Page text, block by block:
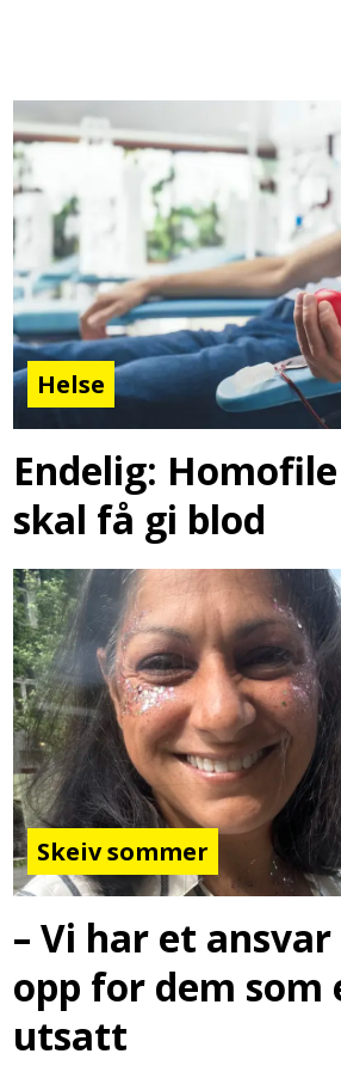
Helse
Endelig:
skal få gi blod
Skeiv sommer
– Vi har et
opp for dem som
utsatt